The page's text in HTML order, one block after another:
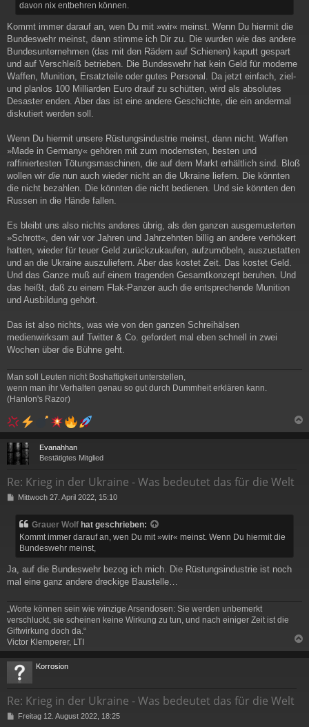
davon nix entbehren können.
Kommt immer darauf an, wen Du mit »wir« meinst. Wenn Du hiermit die
Bundeswehr meinst, dann stimme ich Dir zu. Die wurden wie das andere
Bundesunternehmen (das mit den Rädern auf Schienen) kaputt gespart
und auf Verschleiß betrieben. Die Bundeswehr hat kein Geld für moderne
Waffen, Munition, Ersatzteile oder gutes Personal. Da jetzt einfach, ziel-
und planlos 100 Milliarden Euro drauf zu schütten, wird als absolutes
Desaster enden. Aber das ist eine andere Geschichte, die ein andermal
diskutiert werden soll.
Wenn Du hiermit unsere Rüstungsindustrie meinst, dann nicht. Waffen
»Made in Germany« gehören mit zum modernsten, besten und
raffiniertesten Tötungsmaschinen, die auf dem Markt erhältlich sind. Bloß
wollen wir die nun auch wieder nicht an die Ukraine liefern. Die könnten
die nicht bezahlen. Die könnten die nicht bedienen. Und sie könnten den
Russen in die Hände fallen.
Es bleibt uns also nichts anderes übrig, als den ganzen ausgemusterten
»Schrott«, den wir vor Jahren und Jahrzehnten billig an andere verhökert
hatten, wieder für teuer Geld zurückzukaufen, aufzumöbeln, auszustatten
und an die Ukraine auszuliefern. Aber das kostet Zeit. Das kostet Geld.
Und das Ganze muß auf einem tragenden Gesamtkonzept beruhen. Und
das heißt, daß zu einem Flak-Panzer auch die entsprechende Munition
und Ausbildung gehört.
Das ist also nichts, was wie von den ganzen Schreihälsen
medienwirksam auf Twitter & Co. gefordert mal eben schnell in zwei
Wochen über die Bühne geht.
Man soll Leuten nicht Boshaftigkeit unterstellen,
wenn man ihr Verhalten genau so gut durch Dummheit erklären kann.
(Hanlon's Razor)
a
Evanahhan
Bestätigtes Mitglied
Re: Krieg in der Ukraine - Was bedeutet das für die Welt
BMittwoch 27. April 2022, 15:10
Grauer Wolf hat geschrieben:
Kommt immer darauf an, wen Du mit »wir« meinst. Wenn Du hiermit die
Bundeswehr meinst,
Ja, auf die Bundeswehr bezog ich mich. Die Rüstungsindustrie ist noch
mal eine ganz andere dreckige Baustelle…
„Worte können sein wie winzige Arsendosen: Sie werden unbemerkt
verschluckt, sie scheinen keine Wirkung zu tun, und nach einiger Zeit ist die
Giftwirkung doch da.“
Victor Klemperer, LTI
a
Korrosion
Re: Krieg in der Ukraine - Was bedeutet das für die Welt
BFreitag 12. August 2022, 18:25